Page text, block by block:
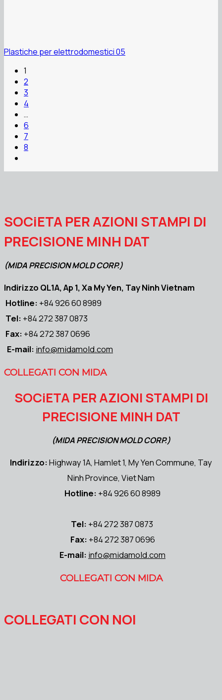
Plastiche per elettrodomestici 05
1
2
3
4
…
6
7
8
SOCiETA PER AZIONI STAMPI DI
PRECISIONE MINH DAT
(MIDA PRECISION MOLD CORP.)
Indirizzo QL1A, Ap 1, Xa My Yen, Tay Ninh Vietnam
Hotline: +84 926 60 8989
Tel: +84 272 387 0873
Fax: +84 272 387 0696
E-mail: info@midamold.com
COLLEGATI CON MIDA
SOCiETA PER AZIONI STAMPI DI
PRECISIONE MINH DAT
(MIDA PRECISION MOLD CORP.)
Indirizzo:Highway 1A, Hamlet 1, My Yen Commune, Tay
Ninh Province, Viet Nam
Hotline: +84 926 60 8989
Tel: +84 272 387 0873
Fax: +84 272 387 0696
E-mail: info@midamold.com
COLLEGATI CON MIDA
COLLEGATI CON NOI